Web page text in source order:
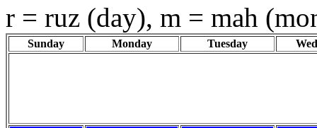
r = ruz (day), m = mah
Sunday Monday Tuesday